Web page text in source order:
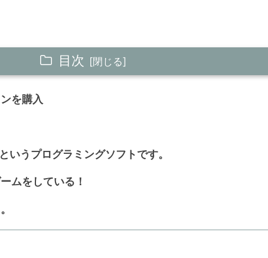
目次
を購入
うプログラミングソフトです。
ムをしている！